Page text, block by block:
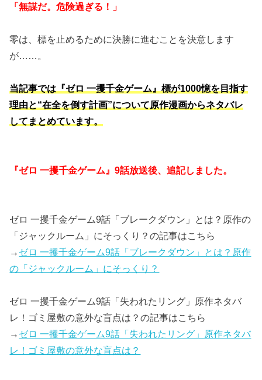
「無謀だ。危険過ぎる！」
零は、標を止めるために決勝に進むことを決意します
が……。
当記事では『ゼロ 一攫千金ゲーム』標が1000憶を目指す
理由と“在全を倒す計画”について原作漫画からネタバレ
してまとめています。
『ゼロ 一攫千金ゲーム』9話放送後、追記しました。
ゼロ 一攫千金ゲーム9話「ブレークダウン」とは？原作の
「ジャックルーム」にそっくり？の記事はこちら
→ ゼロ 一攫千金ゲーム9話「ブレークダウン」とは？原作
の「ジャックルーム」にそっくり？
ゼロ 一攫千金ゲーム9話「失われたリング」原作ネタバ
レ！ゴミ屋敷の意外な盲点は？の記事はこちら
→ ゼロ 一攫千金ゲーム9話「失われたリング」原作ネタバ
レ！ゴミ屋敷の意外な盲点は？